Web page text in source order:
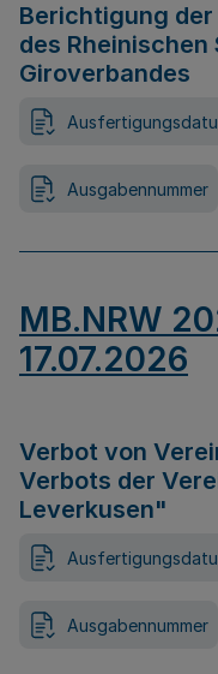
Berichtigung
des
Giroverbandes
Ausgabennummer
MB.NRW
17.07.2026
Verbot von
Verbots der
Leverkusen"
Ausgabennummer